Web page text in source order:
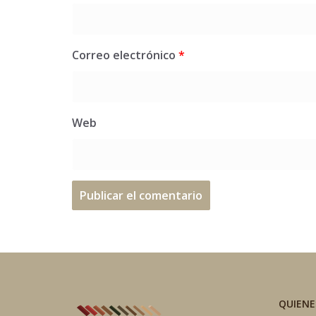
Correo electrónico *
Web